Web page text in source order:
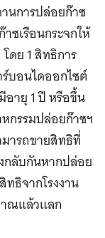
นการปล่อยก๊าซ
ซเรือนกระจกให้
ดย 1 สิทธิการ
บอนไดออกไซต์
อายุ 1 ปี หรือขึ้น
กรรมปล่อยก๊าซฯ
ารถขายสิทธิที่
กลับกันหากปล่อย
ธิจากโรงงาน
ณแล้วแลก